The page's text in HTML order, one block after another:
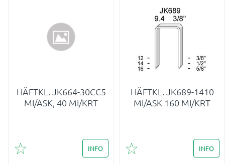
HÄFTKL. JK664-30CC5
MI/ASK, 40 MI/KRT
Lägg till i favoriter
INFO
HÄFTKL. JK689-1410
MI/ASK 160 MI/KRT
Lägg till i favoriter
INFO